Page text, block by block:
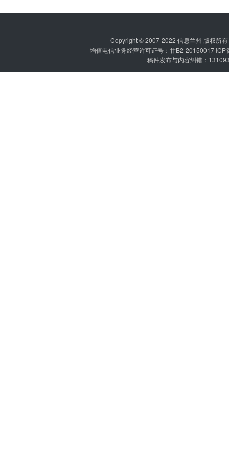
Copyright © 2007-2022 信息兰州 版权所
增值电信业务经营许可证号：甘B2-20150017 ICP
稿件发布与内容纠错：